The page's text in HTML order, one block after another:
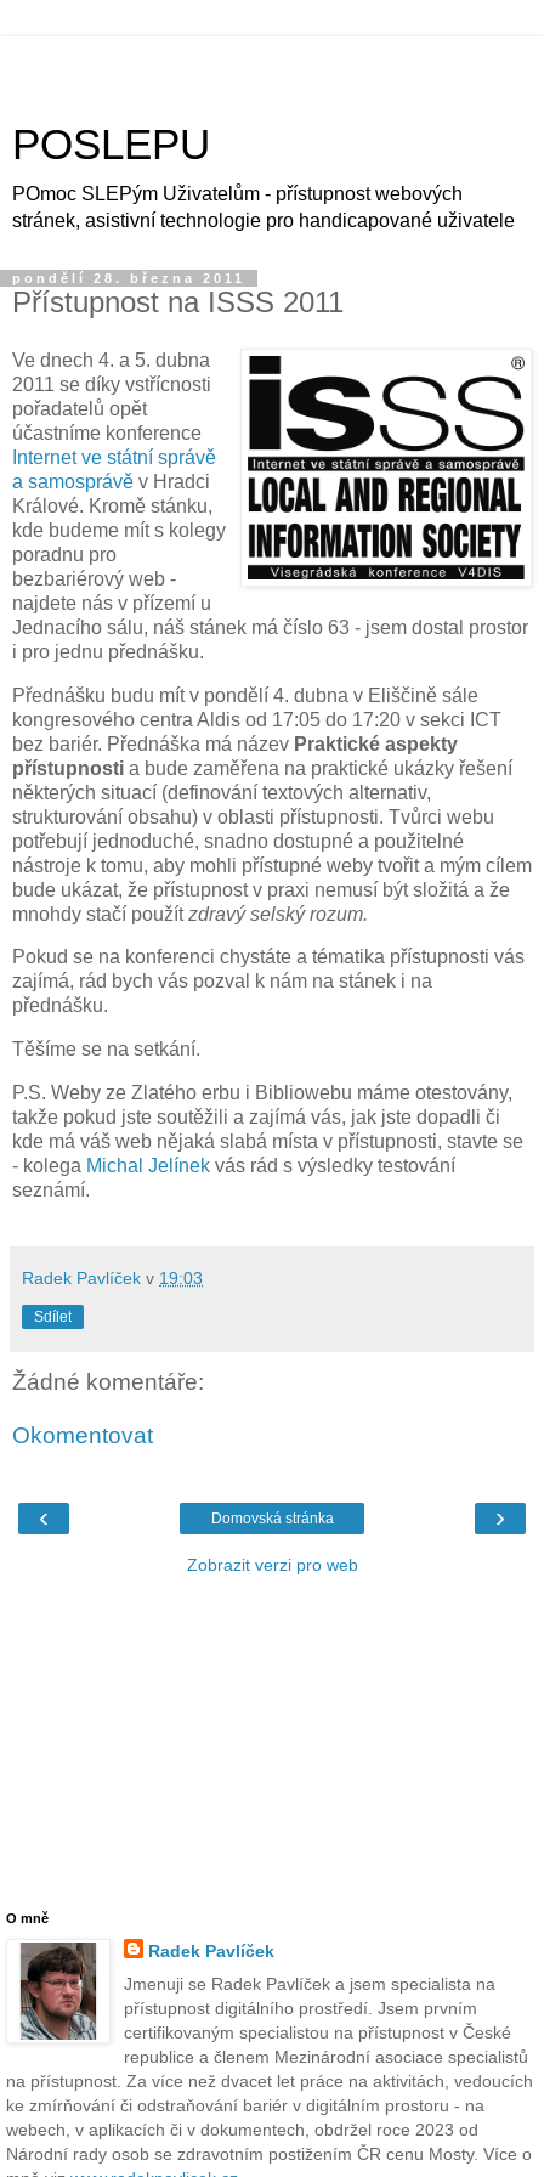
POSLEPU
POmoc SLEPým Uživatelům - přístupnost webových
stránek, asistivní technologie pro handicapované uživatele
pondělí 28. března 2011
Přístupnost na ISSS 2011
Ve dnech 4. a 5. dubna
2011 se díky vstřícnosti
pořadatelů opět
účastníme konference
Internet ve státní správě
a samosprávě v Hradci
Králové. Kromě stánku,
kde budeme mít s kolegy
poradnu pro
bezbariérový web -
najdete nás v přízemí u
Jednacího sálu, náš stánek má číslo 63 - jsem dostal prostor
i pro jednu přednášku.
Přednášku budu mít v pondělí 4. dubna v Eliščině sále
kongresového centra Aldis od 17:05 do 17:20 v sekci ICT
bez bariér. Přednáška má název Praktické aspekty
přístupnosti a bude zaměřena na praktické ukázky řešení
některých situací (definování textových alternativ,
strukturování obsahu) v oblasti přístupnosti. Tvůrci webu
potřebují jednoduché, snadno dostupné a použitelné
nástroje k tomu, aby mohli přístupné weby tvořit a mým cílem
bude ukázat, že přístupnost v praxi nemusí být složitá a že
mnohdy stačí použítzdravý selský rozum.
Pokud se na konferenci chystáte a tématika přístupnosti vás
zajímá, rád bych vás pozval k nám na stánek i na
přednášku.
Těšíme se na setkání.
P.S. Weby ze Zlatého erbu i Bibliowebu máme otestovány,
takže pokud jste soutěžili a zajímá vás, jak jste dopadli či
kde má váš web nějaká slabá místa v přístupnosti, stavte se
- kolega Michal Jelínek vás rád s výsledky testování
seznámí.
Radek Pavlíček v 19:03
Sdílet
Žádné komentáře:
Okomentovat
‹ ›
Domovská stránka
Zobrazit verzi pro web
O mně
Radek Pavlíček
Jmenuji se Radek Pavlíček a jsem specialista na
přístupnost digitálního prostředí. Jsem prvním
certifikovaným specialistou na přístupnost v České
republice a členem Mezinárodní asociace specialistů
na přístupnost. Za více než dvacet let práce na aktivitách, vedoucích
ke zmírňování či odstraňování bariér v digitálním prostoru - na
webech, v aplikacích či v dokumentech, obdržel roce 2023 od
Národní rady osob se zdravotním postižením ČR cenu Mosty. Více o